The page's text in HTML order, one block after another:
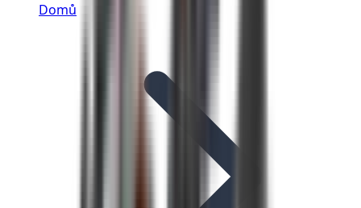
Domů